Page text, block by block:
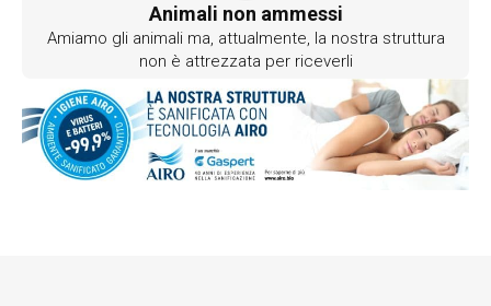
Animali non ammessi
Amiamo gli animali ma, attualmente, la nostra struttura
non è attrezzata per riceverli